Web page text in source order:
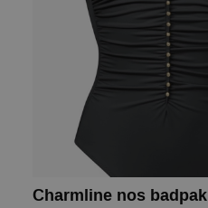
Charmline nos badpak